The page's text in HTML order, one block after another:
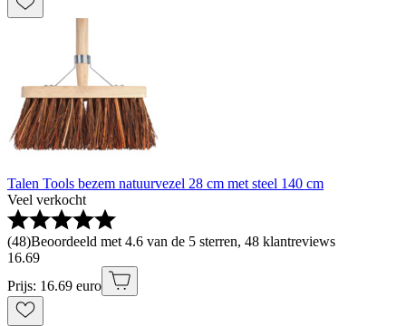
Talen Tools bezem natuurvezel 28 cm met steel 140 cm
Veel verkocht
(48)Beoordeeld met 4.6 van de 5 sterren, 48 klantreviews
16.69
Prijs: 16.69 euro